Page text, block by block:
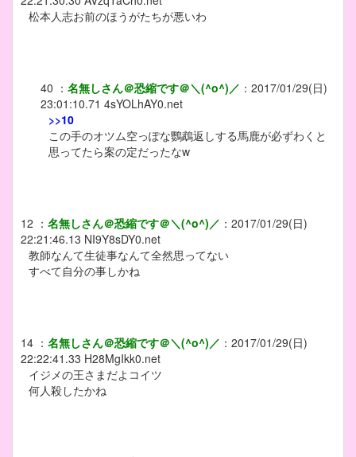
松本人志お前のほうがたちが悪いわ
40 ： 名無しさん＠恐縮です＠＼(^o^)／ ： 2017/01/29(日)
23:01:10.71 4sYOLhAY0.net
>>10
この手のオツム空っぽな鸚鵡返しする馬鹿が必ずわくと
思ってたら案の定だったなw
12 ： 名無しさん＠恐縮です＠＼(^o^)／ ： 2017/01/29(日)
22:21:46.13 NI9Y8sDY0.net
教師なんて生徒事なんて全然思ってない
すべて自分の事しかね
14 ： 名無しさん＠恐縮です＠＼(^o^)／ ： 2017/01/29(日)
22:22:41.33 H28MgIkk0.net
イジメの王さまだよコイツ
何人殺したかね